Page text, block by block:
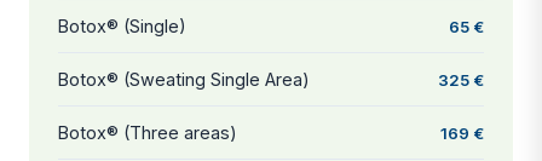
Botox® (Single) 65 €
Botox® (Sweating Single Area) 325 €
Botox® (Three areas) 169 €